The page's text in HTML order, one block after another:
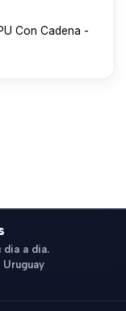
Con Cadena -
dia a dia.